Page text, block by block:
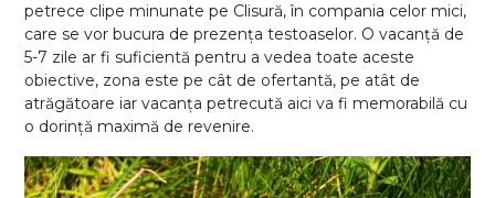
petrece clipe minunate pe Clisură, în compania celor mici,
care se vor bucura de prezența testoaselor. O vacanță de
5-7 zile ar fi suficientă pentru a vedea toate aceste
obiective, zona este pe cât de ofertantă, pe atât de
atrăgătoare iar vacanța petrecută aici va fi memorabilă cu
o dorință maximă de revenire.